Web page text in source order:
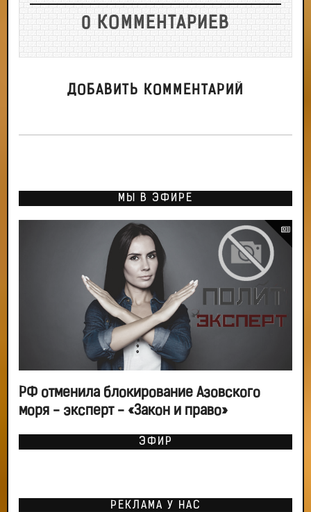
0 КОММЕНТАРИЕВ
ДОБАВИТЬ КОММЕНТАРИЙ
МЫ В ЭФИРЕ
РФ отменила блокирование Азовского
моря - эксперт - «Закон и право»
ЭФИР
РЕКЛАМА У НАС